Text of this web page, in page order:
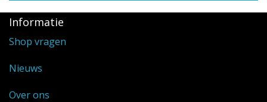
Informatie
Shop vragen
Nieuws
Over ons